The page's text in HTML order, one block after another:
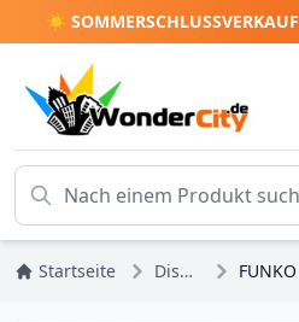
☀️ SOMMERSCHLUSSVERKAUF
Startseite Disney-Prinzessinnen